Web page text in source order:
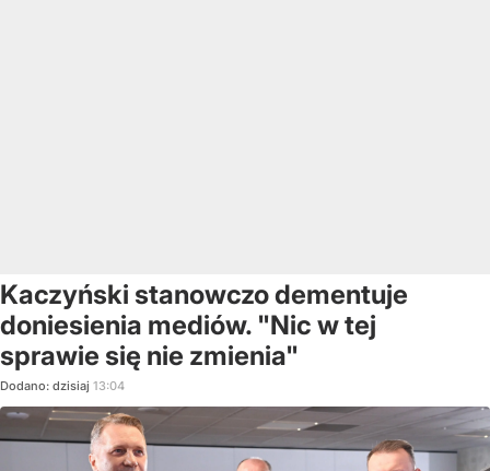
Kaczyński stanowczo dementuje
doniesienia mediów. "Nic w tej
sprawie się nie zmienia"
Dodano: dzisiaj 13:04